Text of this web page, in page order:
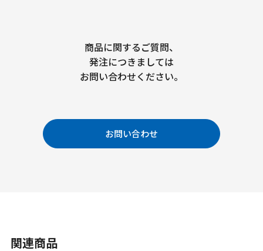
商品に関するご質問、
発注につきましては
お問い合わせください。
お問い合わせ
関連商品